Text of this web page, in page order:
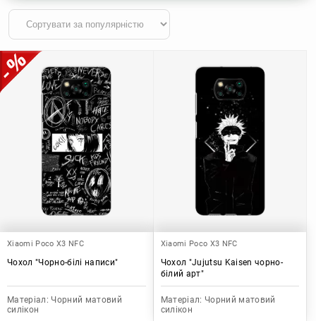
Xiaomi Poco X3 NFC
Чохол "Чорно-білі написи"
Матеріал: Чорний матовий
силікон
Xiaomi Poco X3 NFC
Чохол "Jujutsu Kaisen чорно-
білий арт"
Матеріал: Чорний матовий
силікон